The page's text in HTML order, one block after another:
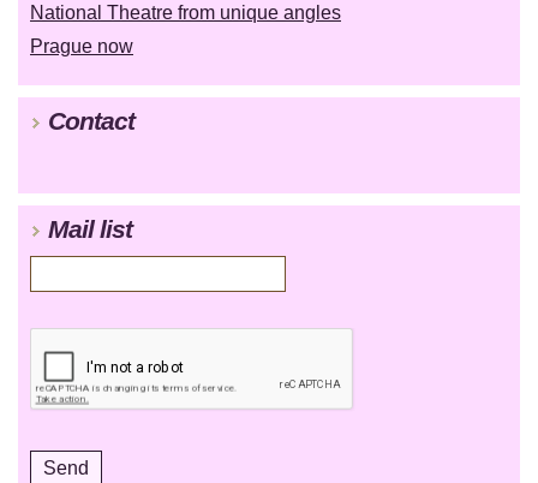
National Theatre from unique angles
Prague now
Contact
Mail list